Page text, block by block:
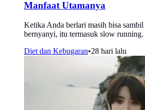
Manfaat Utamanya
Ketika Anda berlari masih bisa
bernyanyi, itu termasuk slow running.
Diet dan Kebugaran•28 hari lalu